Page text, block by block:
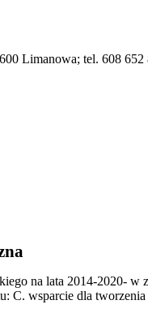
Limanowa; tel. 608
na lata 2014-2020- w
C. wsparcie dla